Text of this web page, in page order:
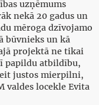
uzņēmums
nekā 20 gadus un
mēroga dzīvojamo
būvnieks un kā
projektā ne tikai
papildu atbildību,
justos mierpilni,
valdes locekle Evita